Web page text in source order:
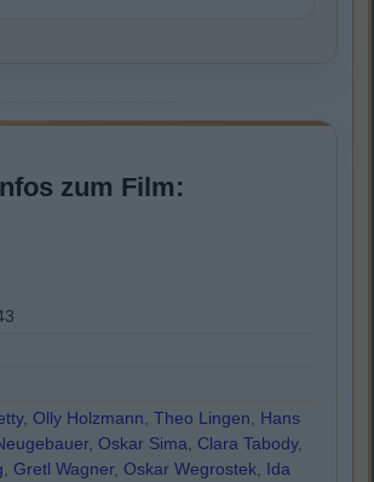
zum Film:
, Olly Holzmann, Theo Lingen, Hans
, Oskar Sima, Clara Tabody,
, Gretl Wagner, Oskar Wegrostek, Ida